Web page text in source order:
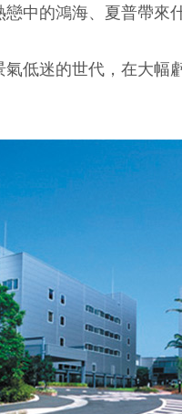
中的鴻海、夏普帶來
低迷的世代，在大幅